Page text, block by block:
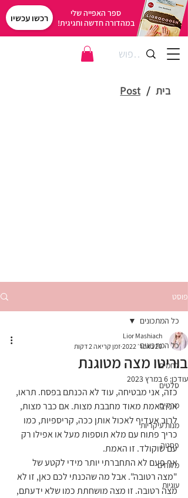
רכשו עכשיו
ספר האפייה שלי
במהדורה חדשה וחגיגית!
בית /
Post
פוסט
כל המתכונים
לחמים
סלטים
מרקים
מנות עיקריות
פסטה
מלוחים
עוגיות
כל המתכונים
בוריטו מצה מטוגנת
Lior Mashiach
20 באפר׳ 2022
זמן קריאה 2 דקות
עודכן: 6 במרץ 2023
כזה, אני מבטיחה, עוד לא הכנתם בפסח. תראו,
אני באמת מאוד מחבבת מצות. אם כבר מצות,
לרוב אעדיף לאכול אותן ככה, קריספיות, כמו
כריך פתוח עם מלא תוספות מעל או אפילו רק
עם שוקולד. זו האמת.
אף פעם לא התחברתי יותר מידי לקטע של
"מצה רטובה". אבל מה שהכנתי לכם כאן, זו לא
מצה רטובה. זו מצה מושחתת כמו שלא ידעתם,